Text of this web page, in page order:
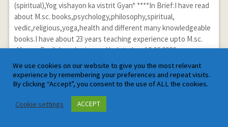
(spiritual),Yog vishayon ka vistrit Gyan* ****In Brief:I have read
about M.sc. books,psychology,philosophy,spiritual,
vedic,religious,yoga,health and different many knowledgeable
books.I have about 23 years teaching experience upto M.sc.
,M.com.,English and science. Updated on 18.06.2026
Leave a Reply
Your email address will not be published. Required fields are
marked
We use cookies on our website to give you the most relevant
experience by remembering your preferences and repeat visits.
By clicking “Accept”, you consent to the use of ALL the cookies.
Cookie settings ACCEPT